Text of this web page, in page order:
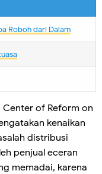
Roboh dari Dalam
Center of Reform on
kenaikan
distribusi
penjual eceran
memadai, karena